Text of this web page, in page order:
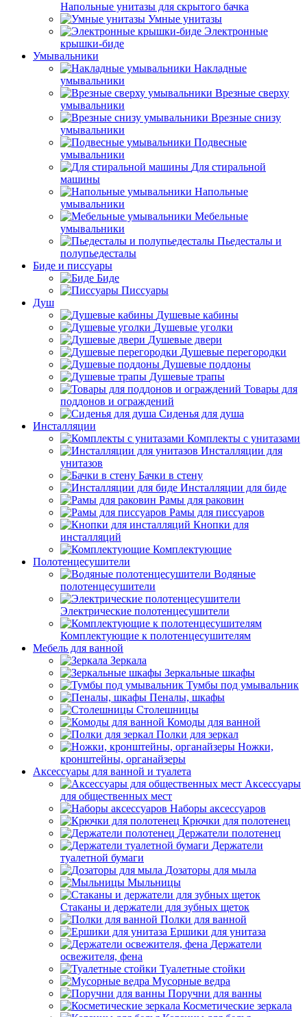
Напольные унитазы для скрытого бачка
Умные унитазы
Электронные
крышки-биде
Умывальники
Накладные
умывальники
Врезные сверху
умывальники
Врезные снизу
умывальники
Подвесные
умывальники
Для стиральной
машины
Напольные
умывальники
Мебельные
умывальники
Пьедесталы и
полупьедесталы
Биде и писсуары
Биде
Писсуары
Душ
Душевые кабины
Душевые уголки
Душевые двери
Душевые перегородки
Душевые поддоны
Душевые трапы
Товары для
поддонов и ограждений
Сиденья для душа
Инсталляции
Комплекты с унитазами
Инсталляции для
унитазов
Бачки в стену
Инсталляции для биде
Рамы для раковин
Рамы для писсуаров
Кнопки для
инсталляций
Комплектующие
Полотенцесушители
Водяные
полотенцесушители
Электрические полотенцесушители
Комплектующие к полотенцесушителям
Мебель для ванной
Зеркала
Зеркальные шкафы
Тумбы под умывальник
Пеналы, шкафы
Столешницы
Комоды для ванной
Полки для зеркал
Ножки,
кронштейны, органайзеры
Аксессуары для ванной и туалета
Аксессуары
для общественных мест
Наборы аксессуаров
Крючки для полотенец
Держатели полотенец
Держатели
туалетной бумаги
Дозаторы для мыла
Мыльницы
Стаканы и держатели для зубных щеток
Полки для ванной
Ершики для унитаза
Держатели
освежителя, фена
Туалетные стойки
Мусорные ведра
Поручни для ванны
Косметические зеркала